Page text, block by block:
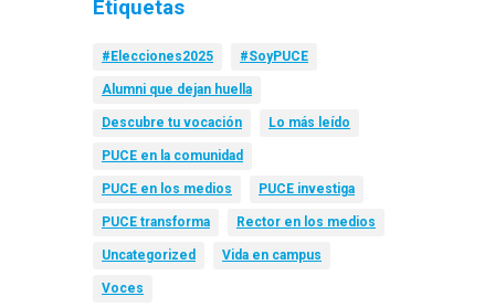
Etiquetas
#Elecciones2025 #SoyPUCE
Alumni que dejan huella
Descubre tu vocación Lo más leído
PUCE en la comunidad
PUCE en los medios PUCE investiga
PUCE transforma Rector en los medios
Uncategorized Vida en campus
Voces